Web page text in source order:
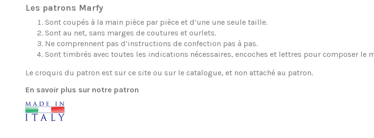
Les patrons Marfy
Sont coupés à la main pièce par pièce et d’une une seule taille.
Sont au net, sans marges de coutures et ourlets.
Ne comprennent pas d’instructions de confection pas à pas.
Sont timbrés avec toutes les indications nécessaires, encoches et lettres pour composer le
Le croquis du patron est sur ce site ou sur le catalogue, et non attaché au patron.
En savoir plus sur notre patron